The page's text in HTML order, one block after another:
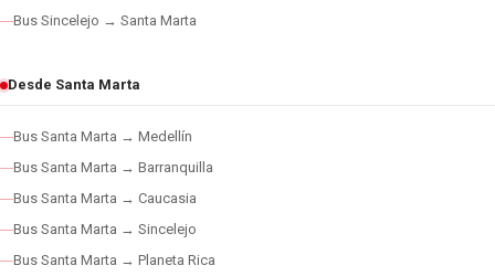
Bus Sincelejo → Santa Marta
Desde Santa Marta
Bus Santa Marta → Medellín
Bus Santa Marta → Barranquilla
Bus Santa Marta → Caucasia
Bus Santa Marta → Sincelejo
Bus Santa Marta → Planeta Rica